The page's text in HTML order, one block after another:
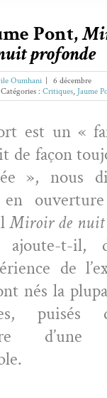
Pont,
profonde
Oumhani
6 décembre
Catégories : Critiques, Jaume
est un «
de façon
», nous
en
Miroir de nuit
ajoute-t-il,
de
nés la
puisés
d’une